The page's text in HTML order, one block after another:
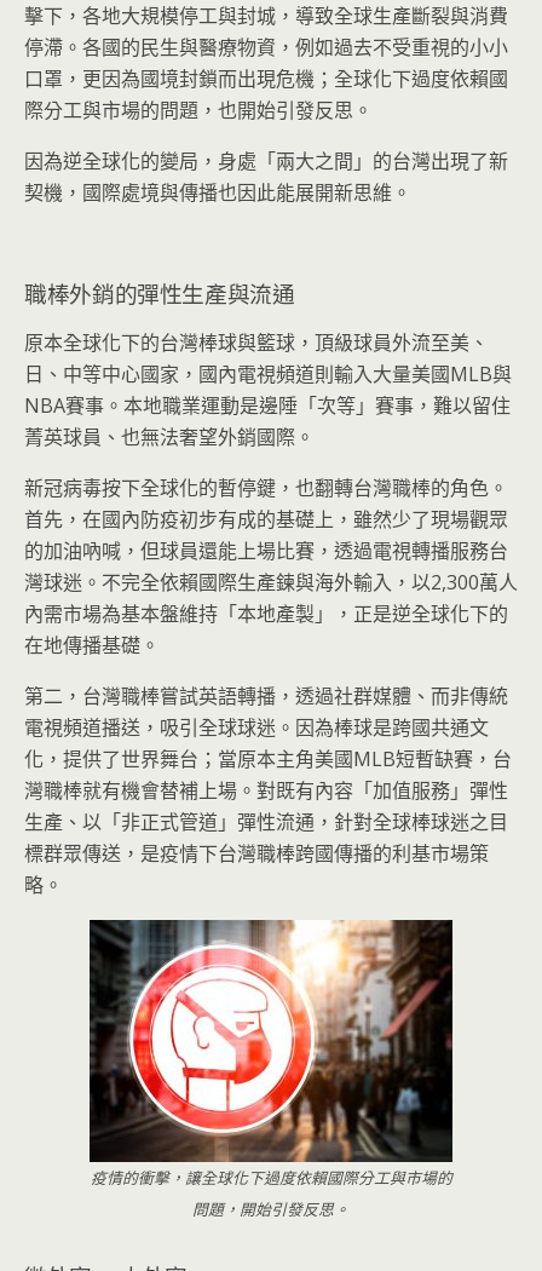
擊下，各地大規模停工與封城，導致全球生產斷裂與消費
停滯。各國的民生與醫療物資，例如過去不受重視的小小
口罩，更因為國境封鎖而出現危機；全球化下過度依賴國
際分工與市場的問題，也開始引發反思。
因為逆全球化的變局，身處「兩大之間」的台灣出現了新
契機，國際處境與傳播也因此能展開新思維。
職棒外銷的彈性生產與流通
原本全球化下的台灣棒球與籃球，頂級球員外流至美、
日、中等中心國家，國內電視頻道則輸入大量美國MLB與
NBA賽事。本地職業運動是邊陲「次等」賽事，難以留住
菁英球員、也無法奢望外銷國際。
新冠病毒按下全球化的暫停鍵，也翻轉台灣職棒的角色。
首先，在國內防疫初步有成的基礎上，雖然少了現場觀眾
的加油吶喊，但球員還能上場比賽，透過電視轉播服務台
灣球迷。不完全依賴國際生產鍊與海外輸入，以2,300萬人
內需市場為基本盤維持「本地產製」，正是逆全球化下的
在地傳播基礎。
第二，台灣職棒嘗試英語轉播，透過社群媒體、而非傳統
電視頻道播送，吸引全球球迷。因為棒球是跨國共通文
化，提供了世界舞台；當原本主角美國MLB短暫缺賽，台
灣職棒就有機會替補上場。對既有內容「加值服務」彈性
生產、以「非正式管道」彈性流通，針對全球棒球迷之目
標群眾傳送，是疫情下台灣職棒跨國傳播的利基市場策
略。
疫情的衝擊，讓全球化下過度依賴國際分工與市場的
問題，開始引發反思。